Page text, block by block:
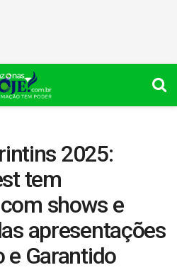
2025:
tem
shows e
apresentações
e Garantido